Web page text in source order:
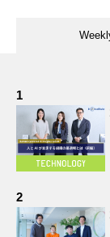
1
2